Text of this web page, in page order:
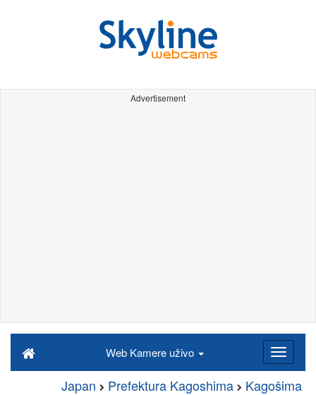
Advertisement
Web Kamere uživo
Japan Prefektura Kagoshima Kagošima